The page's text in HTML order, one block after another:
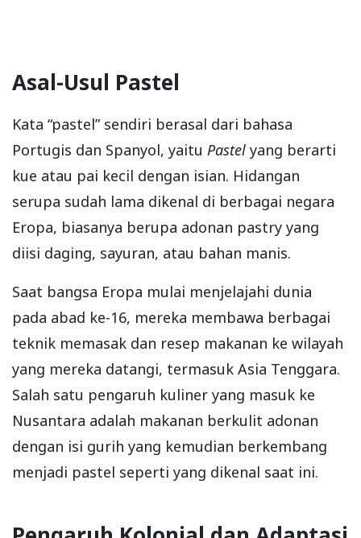
Asal-Usul Pastel
Kata “pastel” sendiri berasal dari bahasa
Portugis dan Spanyol, yaitu Pastel yang berarti
kue atau pai kecil dengan isian. Hidangan
serupa sudah lama dikenal di berbagai negara
Eropa, biasanya berupa adonan pastry yang
diisi daging, sayuran, atau bahan manis.
Saat bangsa Eropa mulai menjelajahi dunia
pada abad ke-16, mereka membawa berbagai
teknik memasak dan resep makanan ke wilayah
yang mereka datangi, termasuk Asia Tenggara.
Salah satu pengaruh kuliner yang masuk ke
Nusantara adalah makanan berkulit adonan
dengan isi gurih yang kemudian berkembang
menjadi pastel seperti yang dikenal saat ini.